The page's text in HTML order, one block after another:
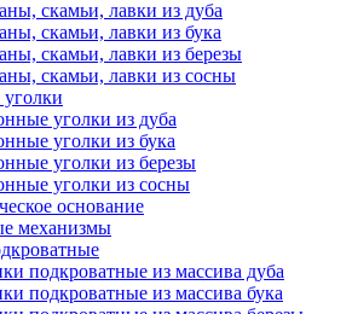
скамьи, лавки из дуба
скамьи, лавки из бука
скамьи, лавки из березы
скамьи, лавки из сосны
уголки из дуба
уголки из бука
уголки из березы
уголки из сосны
основание
механизмы
подкроватные из массива дуба
подкроватные из массива бука